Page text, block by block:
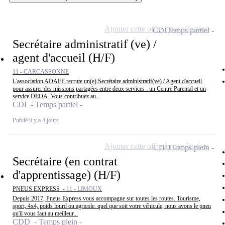
Secrétaire administratif (ve) /
agent d'accueil (H/F)
11 - CARCASSONNE
L'association ADAFF recrute un(e) Secrétaire administratif(ve) / Agent d'accueil
pour assurer des missions partagées entre deux services : un Centre Parental et un
service DEOA. Vous contribuez au...
CDI - Temps partiel
Publié il y a 4 jours
CDITemps partiel
Ajouter cette offre à ma sélection
Secrétaire (en contrat
d'apprentissage) (H/F)
PNEUS EXPRESS - 11 - LIMOUX
Depuis 2017, Pneus Express vous accompagne sur toutes les routes. Tourisme,
sport, 4x4, poids lourd ou agricole. quel que soit votre véhicule, nous avons le pneu
qu'il vous faut au meilleur...
CDD - Temps plein
CDDTemps plein
Ajouter cette offre à ma sélection